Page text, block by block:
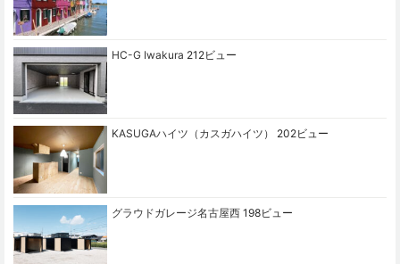
HC-G Iwakura 212ビュー
KASUGAハイツ（カスガハイツ） 202ビュー
グラウドガレージ名古屋西 198ビュー